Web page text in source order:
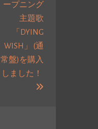
ープニング
主題歌
「DYING
WISH」 (通
常盤)を購入
しました！
次